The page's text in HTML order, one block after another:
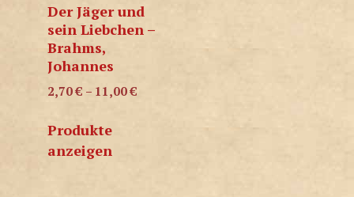
Der Jäger und
sein Liebchen –
Brahms,
Johannes
2,70€ – 11,00€
Produkte
anzeigen